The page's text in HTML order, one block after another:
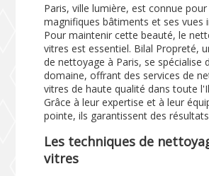
Paris, ville lumière, est connue pour
magnifiques bâtiments et ses vues
Pour maintenir cette beauté, le
vitres est essentiel. Bilal Propreté,
de nettoyage à Paris, se spécialise
domaine, offrant des services de
vitres de haute qualité dans toute
Grâce à leur expertise et à leur
pointe, ils garantissent des
Les techniques de
vitres